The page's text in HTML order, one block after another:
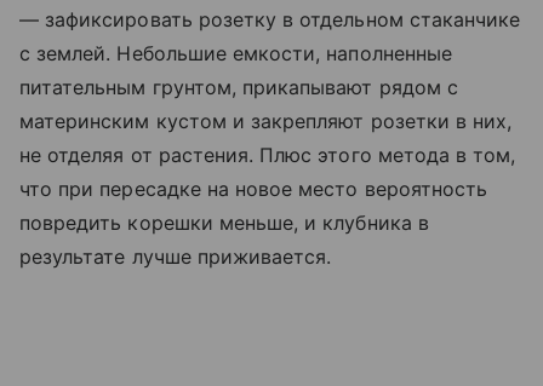
— зафиксировать розетку в отдельном стаканчике
с землей. Небольшие емкости, наполненные
питательным грунтом, прикапывают рядом с
материнским кустом и закрепляют розетки в них,
не отделяя от растения. Плюс этого метода в том,
что при пересадке на новое место вероятность
повредить корешки меньше, и клубника в
результате лучше приживается.